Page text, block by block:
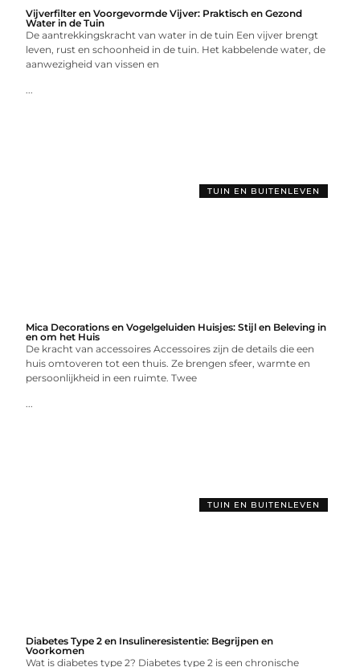
Vijverfilter en Voorgevormde Vijver: Praktisch en Gezond
Water in de Tuin
De aantrekkingskracht van water in de tuin Een vijver brengt
leven, rust en schoonheid in de tuin. Het kabbelende water, de
aanwezigheid van vissen en
...
TUIN EN BUITENLEVEN
Mica Decorations en Vogelgeluiden Huisjes: Stijl en Beleving in
en om het Huis
De kracht van accessoires Accessoires zijn de details die een
huis omtoveren tot een thuis. Ze brengen sfeer, warmte en
persoonlijkheid in een ruimte. Twee
...
TUIN EN BUITENLEVEN
Diabetes Type 2 en Insulineresistentie: Begrijpen en
Voorkomen
Wat is diabetes type 2? Diabetes type 2 is een chronische